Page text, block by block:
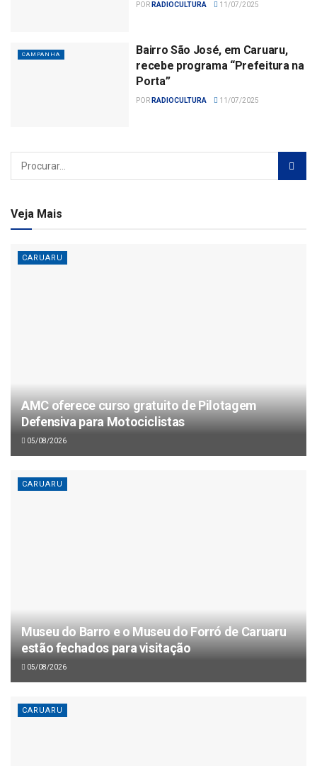
POR RADIOCULTURA 11/07/2025
CAMPANHA
Bairro São José, em Caruaru,
recebe programa “Prefeitura na
Porta”
POR RADIOCULTURA 11/07/2025
Veja Mais
CARUARU
AMC oferece curso gratuito de Pilotagem
Defensiva para Motociclistas
05/08/2026
CARUARU
Museu do Barro e o Museu do Forró de Caruaru
estão fechados para visitação
05/08/2026
CARUARU